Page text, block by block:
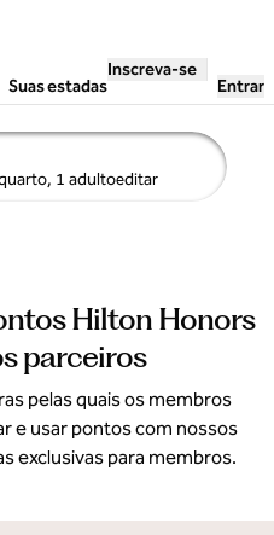
Suas estadas
Inscreva-se
Entrar
1 adultoeditar
data, 1 quarto, 1 adulto
Hilton Honors
parceiros
pelas quais os membros
e usar pontos com nossos
exclusivas para membros.